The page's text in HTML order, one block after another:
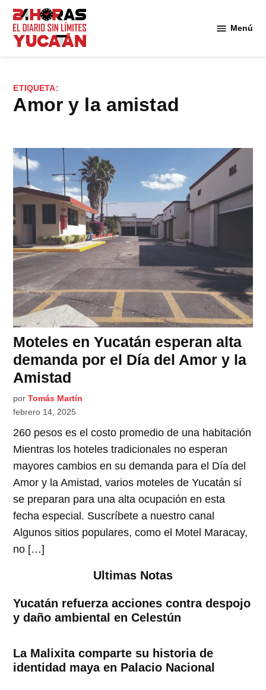
Saltar
contenido
Menú
ETIQUETA:
amor y la amistad
Moteles en Yucatán esperan alta
demanda por el Día del Amor y la
Amistad
por Tomás Martín
febrero 14, 2025
260 pesos es el costo promedio de una habitación
Mientras los hoteles tradicionales no esperan
mayores cambios en su demanda para el Día del
Amor y la Amistad, varios moteles de Yucatán sí
se preparan para una alta ocupación en esta
fecha especial. Suscríbete a nuestro canal
Algunos sitios populares, como el Motel Maracay,
no […]
Ultimas Notas
Yucatán refuerza acciones contra despojo
y daño ambiental en Celestún
La Malixita comparte su historia de
identidad maya en Palacio Nacional